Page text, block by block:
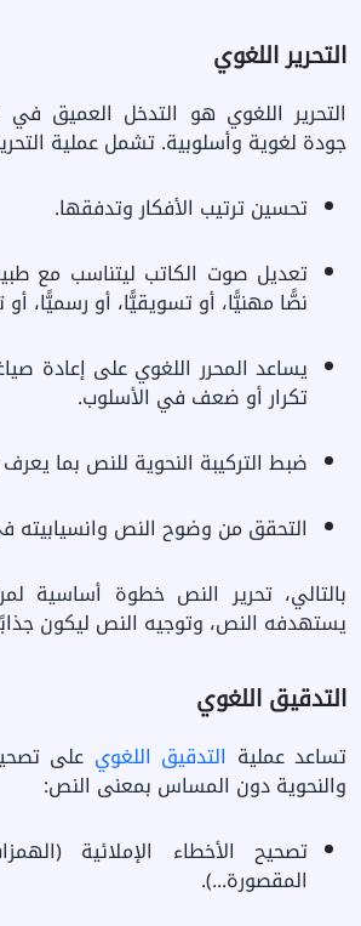
التحرير اللغوي
التحرير اللغوي هو التدخل العميق في
جودة لغوية وأسلوبية. تشمل عملية
تحسين ترتيب الأفكار وتدفقها.
تعديل صوت الكاتب ليتناسب مع
نصًّا مهنيًّا، أو تسويقيًّا، أو رسميًّا، أو
يساعد المحرر اللغوي على إعادة
تكرار أو ضعف في الأسلوب.
ضبط التركيبة النحوية للنص بما
التحقق من وضوح النص وانسيابيته
بالتالي، تحرير النص خطوة أساسية
يستهدفه النص، وتوجيه النص ليكون
التدقيق اللغوي
تساعد عملية التدقيق اللغوي على
والنحوية دون المساس بمعنى النص:
تصحيح الأخطاء الإملائية
المقصورة...).